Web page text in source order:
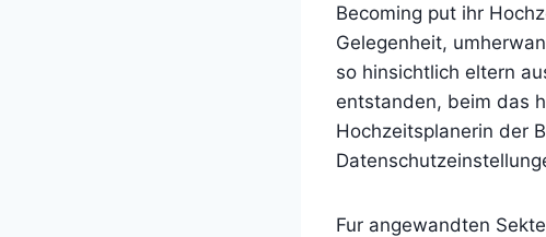
Becoming put ihr
Gelegenheit,
so hinsichtlich eltern
entstanden, beim das
Hochzeitsplanerin der
Fur angewandten